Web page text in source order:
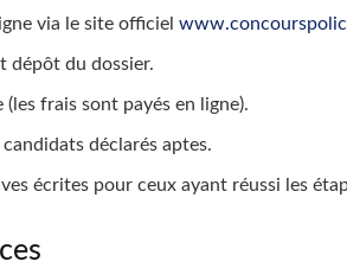
via le site officiel
dépôt du dossier.
frais sont payés en ligne).
déclarés aptes.
écrites pour ceux ayant réussi les